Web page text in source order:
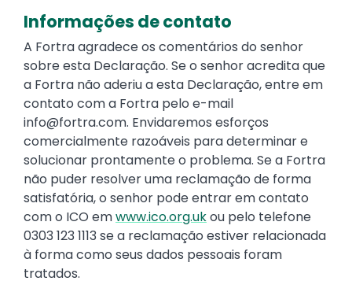
Informações de contato
A Fortra agradece os comentários do senhor
sobre esta Declaração. Se o senhor acredita que
a Fortra não aderiu a esta Declaração, entre em
contato com a Fortra pelo e-mail
info@fortra.com. Envidaremos esforços
comercialmente razoáveis para determinar e
solucionar prontamente o problema. Se a Fortra
não puder resolver uma reclamação de forma
satisfatória, o senhor pode entrar em contato
com o ICO emwww.ico.org.ukou pelo telefone
0303 123 1113 se a reclamação estiver relacionada
à forma como seus dados pessoais foram
tratados.